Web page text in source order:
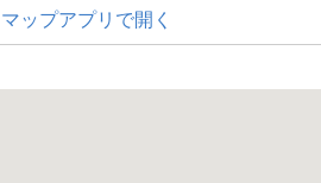
マップアプリで開く